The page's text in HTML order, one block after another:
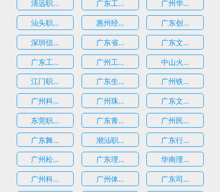
清远职...
广东工...
广州华...
汕头职...
惠州经...
广东创...
深圳信...
广东省...
广东文...
广东工...
广州工...
中山火...
江门职...
广东生...
广州铁...
广州科...
广州珠...
广东文...
东莞职...
广东青...
广州民...
广东舞...
潮汕职...
广东行...
广州松...
广东理...
华南理...
广州科...
广州体...
广东司...